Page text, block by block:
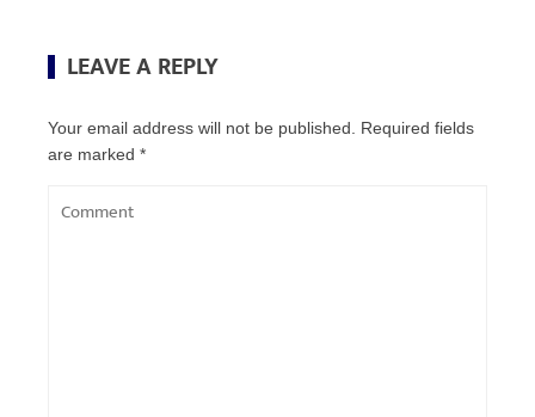
LEAVE A REPLY
Your email address will not be published.
Required fields
are marked *